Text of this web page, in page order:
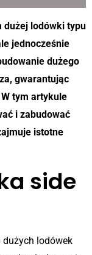
dużej lodówki typu
jednocześnie
dużego
gwarantując
tym artykule
i zabudować
istotne
side
dużych lodówek